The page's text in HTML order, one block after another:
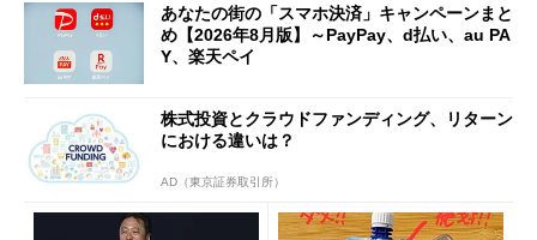
あなたの街の「スマホ決済」キャンペーンまと
め【2026年8月版】～PayPay、d払い、au PA
Y、楽天ペイ
株式投資とクラウドファンディング、リターン
における違いは？
AD（東京証券取引所）